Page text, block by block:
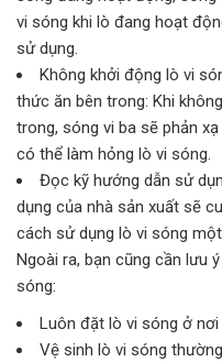
vi sóng khi lò đang hoạt
sử dụng.
Không khởi động lò vi
thức ăn bên trong: Khi
trong, sóng vi ba sẽ phản
có thể làm hỏng lò vi sóng.
Đọc kỹ hướng dẫn sử
dụng của nhà sản xuất sẽ
cách sử dụng lò vi sóng
Ngoài ra, bạn cũng cần lưu
sóng:
Luôn đặt lò vi sóng ở
Vệ sinh lò vi sóng